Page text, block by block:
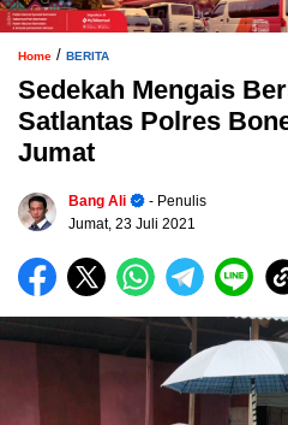
Home / BERITA
Sedekah Mengais
Satlantas Polres
Jumat
Bang Ali
- Penulis
Jumat, 23 Juli 2021